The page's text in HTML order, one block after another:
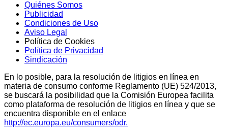
Quiénes Somos
Publicidad
Condiciones de Uso
Aviso Legal
Política de Cookies
Política de Privacidad
Sindicación
En lo posible, para la resolución de litigios en línea en
materia de consumo conforme Reglamento (UE) 524/2013,
se buscará la posibilidad que la Comisión Europea facilita
como plataforma de resolución de litigios en línea y que se
encuentra disponible en el enlace
http://ec.europa.eu/consumers/odr.